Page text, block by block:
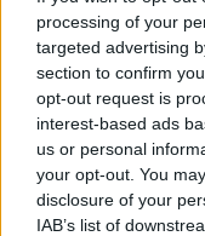
processing of your
targeted advertising
section to confirm
opt-out request is
interest-based ads
us or personal
your opt-out. You
disclosure of your
IAB’s list of
letadel, uvedla agentura
V brazilském
návštěvu -
8.8.2026 11:40 (